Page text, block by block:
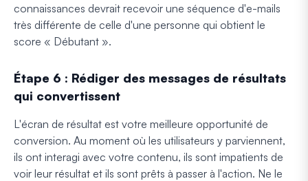
connaissances devrait recevoir une séquence d'e-mails
très différente de celle d'une personne qui obtient le
score « Débutant ».
Étape 6 : Rédiger des messages de résultats
qui convertissent
L'écran de résultat est votre meilleure opportunité de
conversion. Au moment où les utilisateurs y parviennent,
ils ont interagi avec votre contenu, ils sont impatients de
voir leur résultat et ils sont prêts à passer à l'action. Ne le